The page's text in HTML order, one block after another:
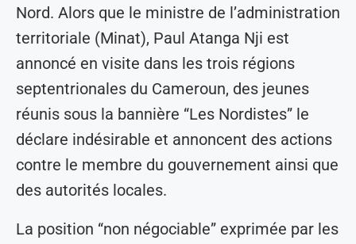
Nord. Alors que le ministre de l’administration
territoriale (Minat), Paul Atanga Nji est
annoncé en visite dans les trois régions
septentrionales du Cameroun, des jeunes
réunis sous la bannière “Les Nordistes” le
déclare indésirable et annoncent des actions
contre le membre du gouvernement ainsi que
des autorités locales.
La position “non négociable” exprimée par les